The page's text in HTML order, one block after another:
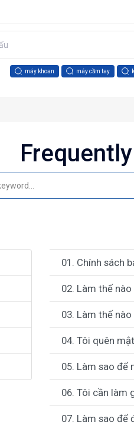
máy khoan máy cầm tay
01. Chính sách
02. Làm thế
03. Làm thế
04. Tôi quên
05. Làm sao để
06. Tôi cần làm
07. Làm sao để